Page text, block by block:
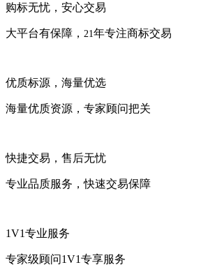
购标无忧，安心交易
大平台有保障， 21年专注商标交易
优质标源，海量优选
海量优质资源，专家顾问把关
快捷交易，售后无忧
专业品质服务，快速交易保障
1V1专业服务
专家级顾问1V1专享服务